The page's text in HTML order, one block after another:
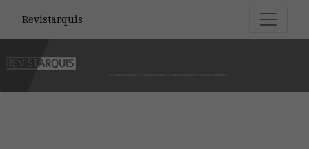
Revistarquis